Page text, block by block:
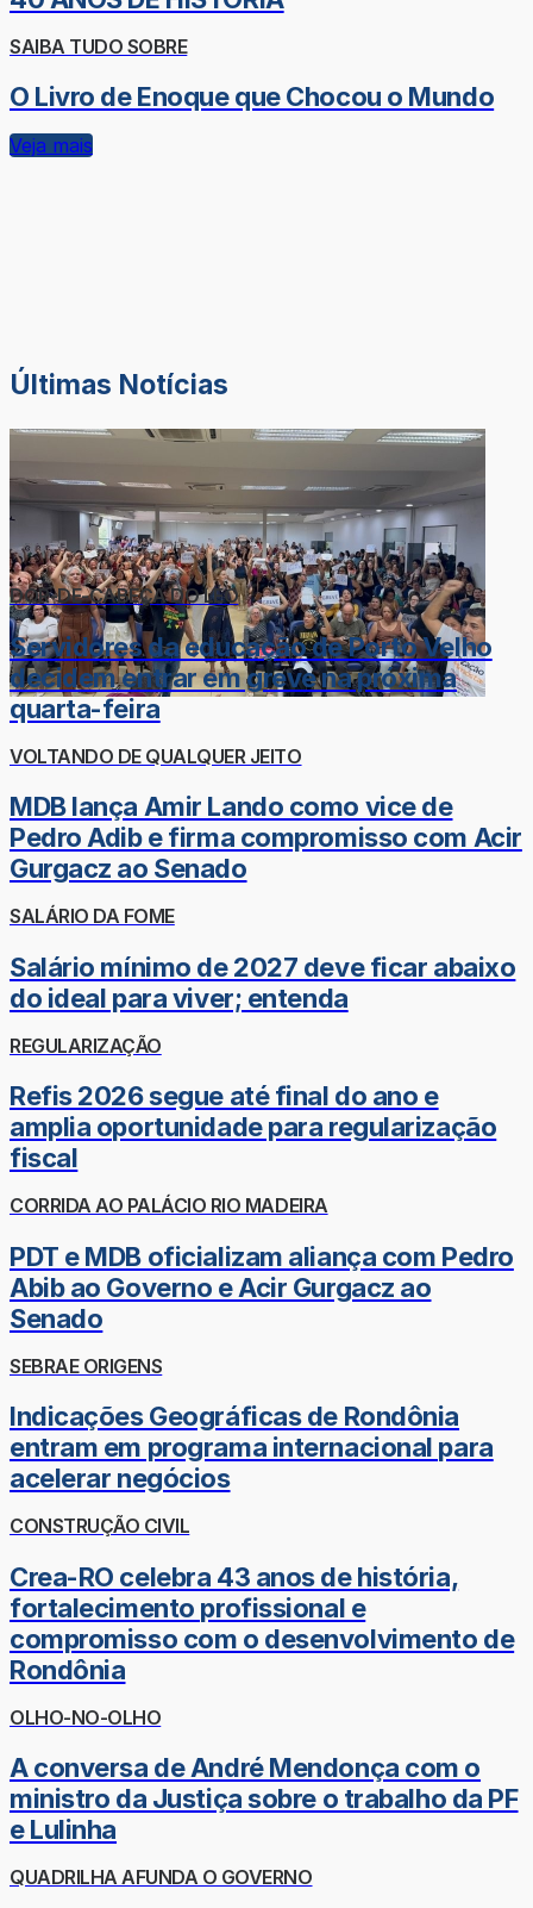
SAIBA TUDO SOBRE
O Livro de Enoque que Chocou o Mundo
Veja mais
Últimas Notícias
DOR-DE-CABEÇA DO LÉO
Servidores da educação de Porto Velho
decidem entrar em greve na próxima
quarta-feira
VOLTANDO DE QUALQUER JEITO
MDB lança Amir Lando como vice de
Pedro Adib e firma compromisso com Acir
Gurgacz ao Senado
SALÁRIO DA FOME
Salário mínimo de 2027 deve ficar abaixo
do ideal para viver; entenda
REGULARIZAÇÃO
Refis 2026 segue até final do ano e
amplia oportunidade para regularização
fiscal
CORRIDA AO PALÁCIO RIO MADEIRA
PDT e MDB oficializam aliança com Pedro
Abib ao Governo e Acir Gurgacz ao
Senado
SEBRAE ORIGENS
Indicações Geográficas de Rondônia
entram em programa internacional para
acelerar negócios
CONSTRUÇÃO CIVIL
Crea-RO celebra 43 anos de história,
fortalecimento profissional e
compromisso com o desenvolvimento de
Rondônia
OLHO-NO-OLHO
A conversa de André Mendonça com o
ministro da Justiça sobre o trabalho da PF
e Lulinha
QUADRILHA AFUNDA O GOVERNO